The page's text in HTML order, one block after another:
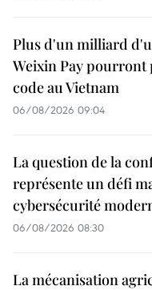
Plus d'un milliard
Weixin Pay pourront
code au Vietnam
06/08/2026 09:04
La question de la
représente un défi
cybersécurité
06/08/2026 08:30
La mécanisation